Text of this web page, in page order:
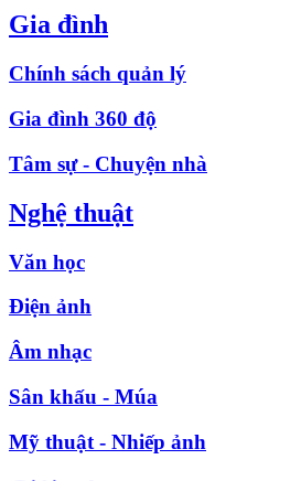
Gia đình
Chính sách quản lý
Gia đình 360 độ
Tâm sự - Chuyện nhà
Nghệ thuật
Văn học
Điện ảnh
Âm nhạc
Sân khấu - Múa
Mỹ thuật - Nhiếp ảnh